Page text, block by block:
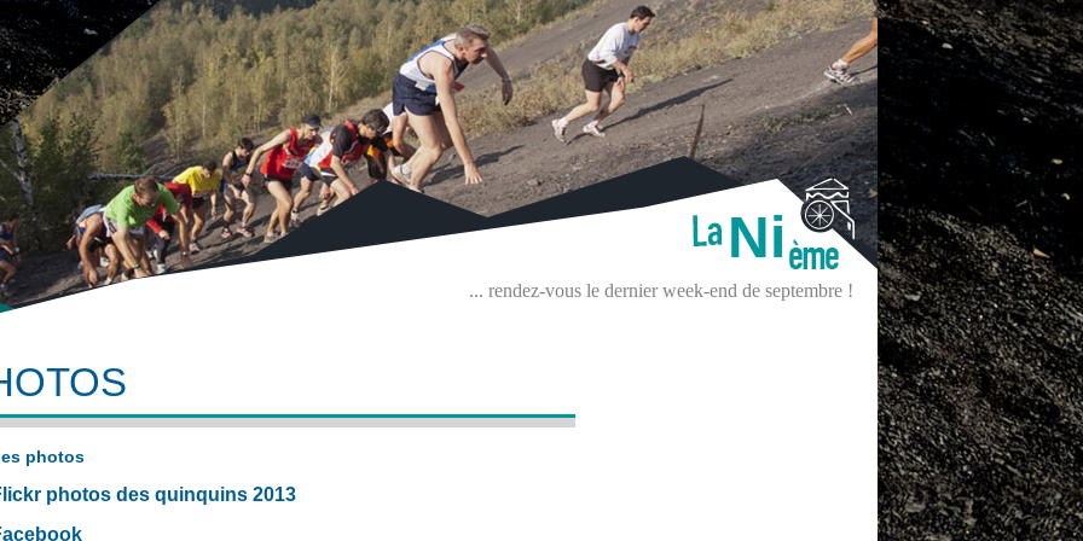
Ni
... rendez-vous le dernier week-end de septembre !
photos
photos des quinquins 2013